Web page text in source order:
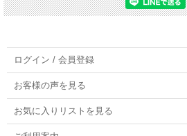
ログイン / 会員登録
お客様の声を見る
お気に入りリストを見る